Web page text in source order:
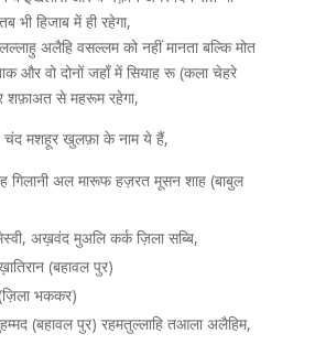
भी हिजाब में ही रहेगा,
अलैहि वसल्लम को नहीं मानता बल्कि मोत
और वो दोनों जहाँ में सियाह रू (कला चेहरे
से महरूम रहेगा,
चंद मशहूर खुलफ़ा के नाम ये हैं,
गिलानी अल मारूफ हज़रत मूसन शाह (बाबुल
अख़वंद मुअलि कर्क ज़िला सब्बि,
(बहावल पुर)
भककर)
(बहावल पुर) रहमतुल्लाहि तआला अलैहिम,